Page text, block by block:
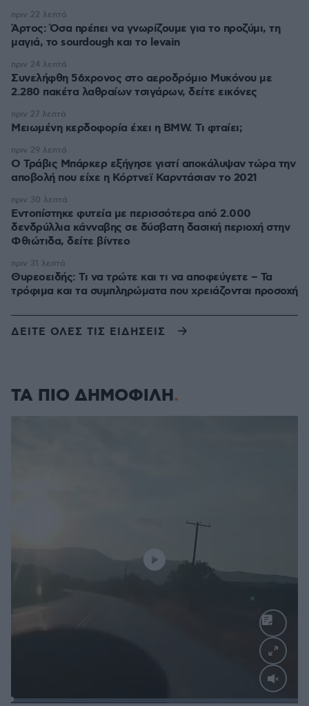
Άρτος: Όσα πρέπει να γνωρίζουμε για το προζύμι, τη
μαγιά, το sourdough και το levain
πριν 22 λεπτά
Συνελήφθη 56χρονος στο αεροδρόμιο Μυκόνου με
2.280 πακέτα λαθραίων τσιγάρων, δείτε εικόνες
πριν 24 λεπτά
Μειωμένη κερδοφορία έχει η BMW. Τι φταίει;
πριν 27 λεπτά
O Τράβις Μπάρκερ εξήγησε γιατί αποκάλυψαν τώρα την
αποβολή που είχε η Κόρτνεϊ Καρντάσιαν το 2021
πριν 29 λεπτά
Εντοπίστηκε φυτεία με περισσότερα από 2.000
δενδρύλλια κάνναβης σε δύσβατη δασική περιοχή στην
Φθιώτιδα, δείτε βίντεο
πριν 30 λεπτά
Θυρεοειδής: Τι να τρώτε και τι να αποφεύγετε – Τα
τρόφιμα και τα συμπληρώματα που χρειάζονται προσοχή
πριν 31 λεπτά
ΔΕΙΤΕ ΟΛΕΣ ΤΙΣ ΕΙΔΗΣΕΙΣ
ΤΑ ΠΙΟ ΔΗΜΟΦΙΛΗ
Loaded: